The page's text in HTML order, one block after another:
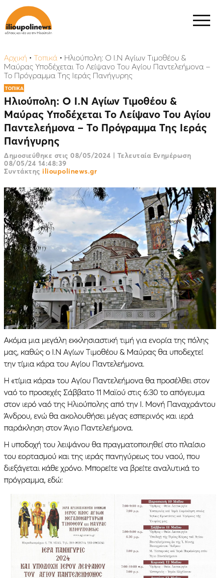
Αρχική • Τοπικά • Ηλιούπολη: Ο Ι.Ν Αγίων Τιμοθέου &
Μαύρας Υποδέχεται Το Λείψανο Του Αγίου Παντελεήμονα –
Το Πρόγραμμα Της Ιεράς Πανήγυρης
ΤΟΠΙΚΑ
Ηλιούπολη: Ο Ι.Ν Αγίων Τιμοθέου &
Μαύρας Υποδέχεται Το Λείψανο Του Αγίου
Παντελεήμονα – Το Πρόγραμμα Της Ιεράς
Πανήγυρης
Δημοσιεύθηκε στις 08/05/2024 | Τελευταία Ενημέρωση
08/05/24 14:48:39
Συντάκτης ilioupolinews.gr
Ακόμα μια μεγάλη εκκλησιαστική τιμή για ενορία της πόλης
μας, καθώς ο Ι.Ν Αγίων Τιμοθέου & Μαύρας θα υποδεχτεί
την τίμια κάρα του Αγίου Παντελεήμονα.
Η «τίμια κάρα» του Αγίου Παντελεήμονα θα προσέλθει στον
ναό το προσεχές Σάββατο 11 Μαϊού στις 6:30 το απόγευμα
στον ιερό ναό της Ηλιούπολης από την Ι. Μονή Παναχράντου
Άνδρου, ενώ θα ακολουθήσει μέγας εσπερινός και ιερά
παράκληση στον Άγιο Παντελεήμονα.
Η υποδοχή του λειψάνου θα πραγματοποιηθεί στο πλαίσιο
του εορτασμού και της ιεράς πανηγύρεως του ναού, που
διεξάγεται κάθε χρόνο. Μπορείτε να βρείτε αναλυτικά το
πρόγραμμα, εδώ: